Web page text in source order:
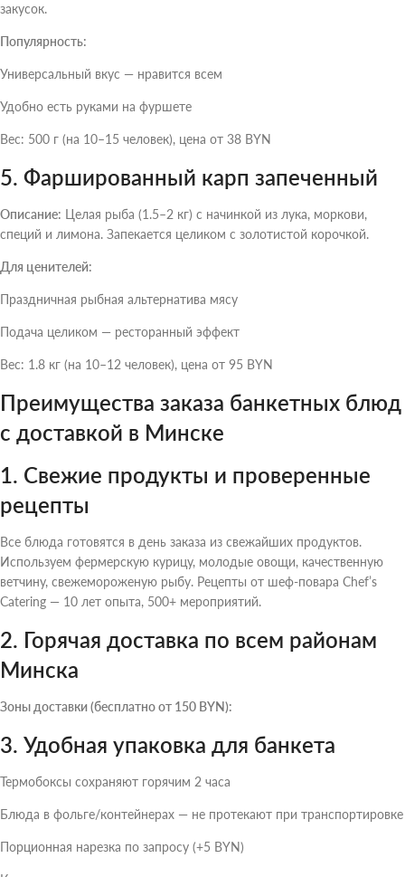
закусок.
Популярность:
Универсальный вкус — нравится всем
Удобно есть руками на фуршете
Вес: 500 г (на 10–15 человек), цена от 38 BYN
5. Фаршированный карп запеченный
Описание: Целая рыба (1.5–2 кг) с начинкой из лука, моркови,
специй и лимона. Запекается целиком с золотистой корочкой.
Для ценителей:
Праздничная рыбная альтернатива мясу
Подача целиком — ресторанный эффект
Вес: 1.8 кг (на 10–12 человек), цена от 95 BYN
Преимущества заказа банкетных блюд
с доставкой в Минске
1. Свежие продукты и проверенные
рецепты
Все блюда готовятся в день заказа из свежайших продуктов.
Используем фермерскую курицу, молодые овощи, качественную
ветчину, свежемороженую рыбу. Рецепты от шеф-повара Chef’s
Catering — 10 лет опыта, 500+ мероприятий.
2. Горячая доставка по всем районам
Минска
Зоны доставки (бесплатно от 150 BYN):
3. Удобная упаковка для банкета
Термобоксы сохраняют горячим 2 часа
Блюда в фольге/контейнерах — не протекают при транспортировке
Порционная нарезка по запросу (+5 BYN)